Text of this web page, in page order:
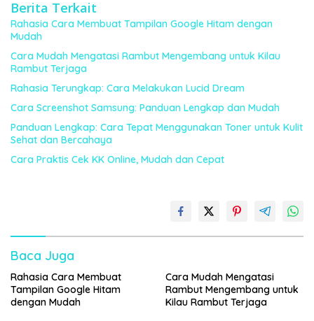
Berita Terkait
Rahasia Cara Membuat Tampilan Google Hitam dengan
Mudah
Cara Mudah Mengatasi Rambut Mengembang untuk Kilau
Rambut Terjaga
Rahasia Terungkap: Cara Melakukan Lucid Dream
Cara Screenshot Samsung: Panduan Lengkap dan Mudah
Panduan Lengkap: Cara Tepat Menggunakan Toner untuk Kulit
Sehat dan Bercahaya
Cara Praktis Cek KK Online, Mudah dan Cepat
Baca Juga
Rahasia Cara Membuat
Tampilan Google Hitam
dengan Mudah
Cara Mudah Mengatasi
Rambut Mengembang untuk
Kilau Rambut Terjaga